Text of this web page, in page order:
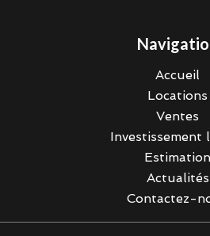
Accueil
Locations
Ventes
Investissement
Estimation
Actualités
Contactez-